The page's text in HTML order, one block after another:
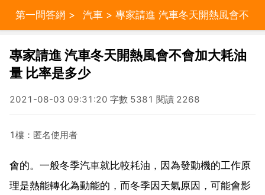
第一問答網 > 汽車 > 專家請進 汽車冬天開熱風會不
會加大耗油量 比率是多少
專家請進 汽車冬天開熱風會不會加大耗油
量 比率是多少
2021-08-03 09:31:20 字數 5381 閱讀 2268
1樓：匿名使用者
會的。一般冬季汽車就比較耗油，因為發動機的工作原
理是熱能轉化為動能的，而冬季因天氣原因，可能會影